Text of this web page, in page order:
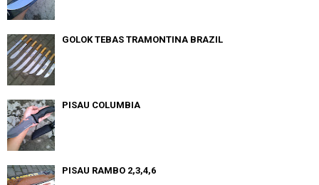
GOLOK TEBAS TRAMONTINA BRAZIL
PISAU COLUMBIA
PISAU RAMBO 2,3,4,6